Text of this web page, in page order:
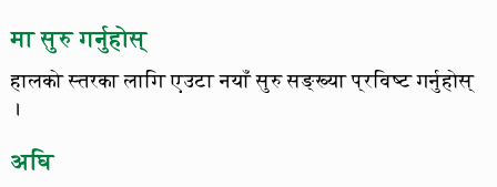
मा सुरु गर्नुहोस्
हालको स्तरका लागि एउटा नयाँ सुरु सङ्ख्या प्रविष्ट गर्नुहोस्
।
अघि